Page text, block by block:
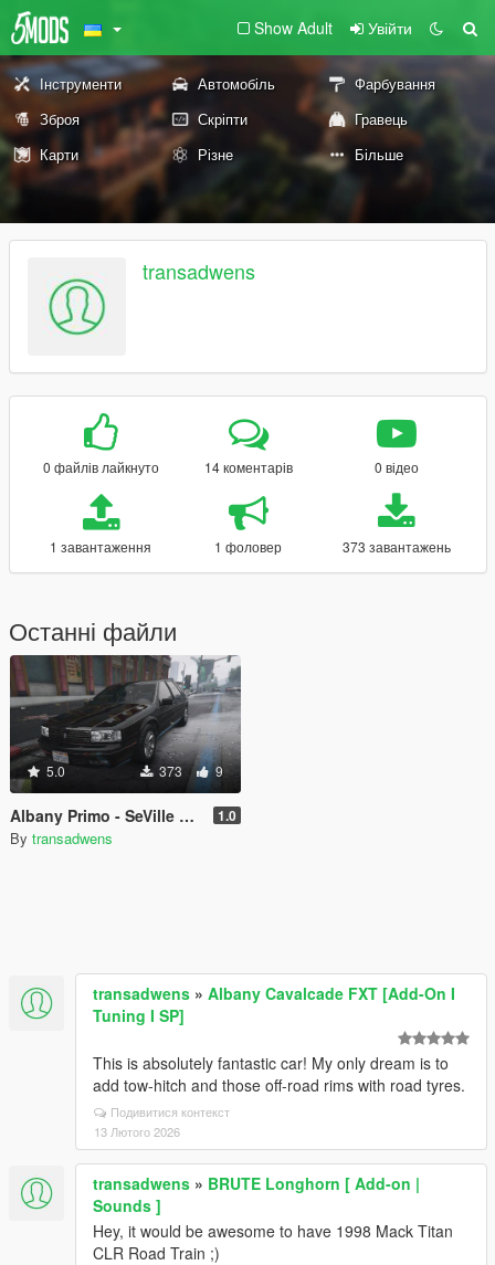
Show Adult Увійти
Інструменти Автомобіль
Фарбування
Зброя
Скріпти
Гравець
Карти
Різне Більше
transadwens
0 файлів лайкнуто 14 коментарів 0 відео
1 завантаження 1 фоловер 373 завантажень
Останні файли
5.0 373 9
Albany Primo - SeVille STS 2000 light texture 1.0
By transadwens
transadwens » Albany Cavalcade FXT [Add-On I
Tuning I SP]
This is absolutely fantastic car! My only dream is to
add tow-hitch and those off-road rims with road tyres.
Подивитися контекст
13 Лютого 2026
transadwens » BRUTE Longhorn [ Add-on |
Sounds ]
Hey, it would be awesome to have 1998 Mack Titan
CLR Road Train ;)